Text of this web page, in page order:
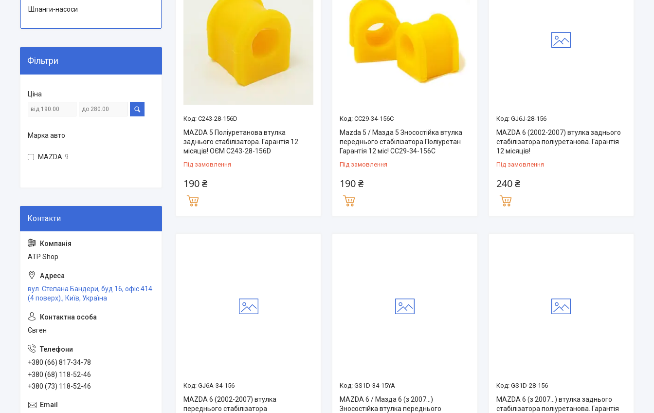
C243-28-156D
MAZDA 5 Поліуретанова втулка
заднього стабілізатора. Гарантія 12
місяців! ОЄМ C243-28-156D
Під замовлення
190 ₴
CC29-34-156C
Mazda 5 / Мазда 5 Зносостійка втулка
переднього стабілізатора Поліуретан
Гарантія 12 міс! CC29-34-156C
Під замовлення
190 ₴
GJ6J-28-156
MAZDA 6 (2002-2007) втулка заднього
стабілізатора поліуретанова. Гарантія
12 місяців!
Під замовлення
240 ₴
GJ6A-34-156
MAZDA 6 (2002-2007) втулка
переднього стабілізатора
GS1D-34-15YA
MAZDA 6 / Мазда 6 (з 2007...)
Зносостійка втулка переднього
GS1D-28-156
MAZDA 6 (з 2007...) втулка заднього
стабілізатора поліуретанова. Гарантія
Шланги-насоси
Фільтри
Ціна
Марка авто
MAZDA 9
ATP Shop
вул. Степана Бандери, буд 16, офіс 414
(4 поверх)., Київ, Україна
Євген
+380 (66) 817-34-78
+380 (68) 118-52-46
+380 (73) 118-52-46